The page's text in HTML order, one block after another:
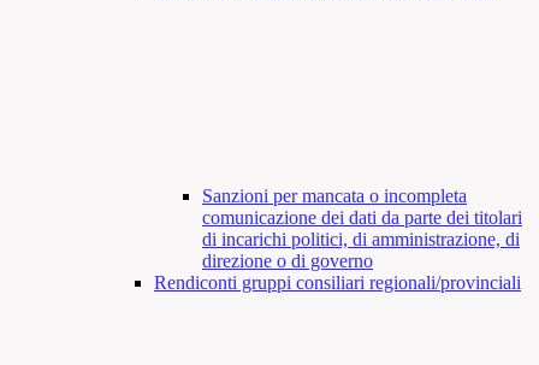
Sanzioni per mancata o incompleta
comunicazione dei dati da parte dei titolari
di incarichi politici, di amministrazione, di
direzione o di governo
Rendiconti gruppi consiliari regionali/provinciali